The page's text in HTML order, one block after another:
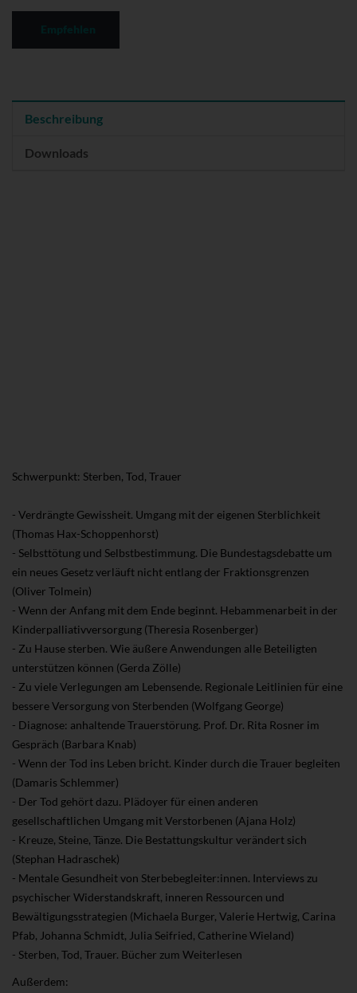
Beschreibung
Downloads
Schwerpunkt: Sterben, Tod, Trauer
- Verdrängte Gewissheit. Umgang mit der eigenen Sterblichkeit
(Thomas Hax-Schoppenhorst)
- Selbsttötung und Selbstbestimmung. Die Bundestagsdebatte um
ein neues Gesetz verläuft nicht entlang der Fraktionsgrenzen
(Oliver Tolmein)
- Wenn der Anfang mit dem Ende beginnt. Hebammenarbeit in der
Kinderpalliativversorgung (Theresia Rosenberger)
- Zu Hause sterben. Wie äußere Anwendungen alle Beteiligten
unterstützen können (Gerda Zölle)
- Zu viele Verlegungen am Lebensende. Regionale Leitlinien für eine
bessere Versorgung von Sterbenden (Wolfgang George)
- Diagnose: anhaltende Trauerstörung. Prof. Dr. Rita Rosner im
Gespräch (Barbara Knab)
- Wenn der Tod ins Leben bricht. Kinder durch die Trauer begleiten
(Damaris Schlemmer)
- Der Tod gehört dazu. Plädoyer für einen anderen
gesellschaftlichen Umgang mit Verstorbenen (Ajana Holz)
- Kreuze, Steine, Tänze. Die Bestattungskultur verändert sich
(Stephan Hadraschek)
- Mentale Gesundheit von Sterbebegleiter:innen. Interviews zu
psychischer Widerstandskraft, inneren Ressourcen und
Bewältigungsstrategien (Michaela Burger, Valerie Hertwig, Carina
Pfab, Johanna Schmidt, Julia Seifried, Catherine Wieland)
- Sterben, Tod, Trauer. Bücher zum Weiterlesen
Außerdem: